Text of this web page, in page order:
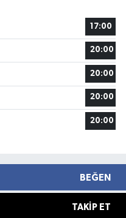
17:00
20:00
20:00
20:00
20:00
BEĞEN
TAKIP ET